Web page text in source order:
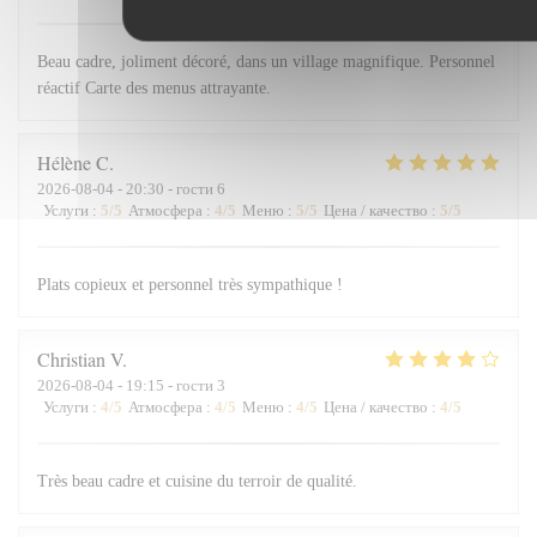
Beau cadre, joliment décoré, dans un village magnifique. Personnel
réactif Carte des menus attrayante.
HélèneC
2026-08-04 - 20:30 - гости 6
Услуги : 5/5 Атмосфера : 4/5 Меню : 5/5 Цена / качество : 5/5
Plats copieux et personnel très sympathique !
Christian V
2026-08-04 - 19:15 - гости 3
Услуги : 4/5 Атмосфера : 4/5 Меню : 4/5 Цена / качество : 4/5
Très beau cadre et cuisine du terroir de qualité.